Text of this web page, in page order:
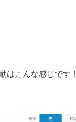
はこんな感じです！